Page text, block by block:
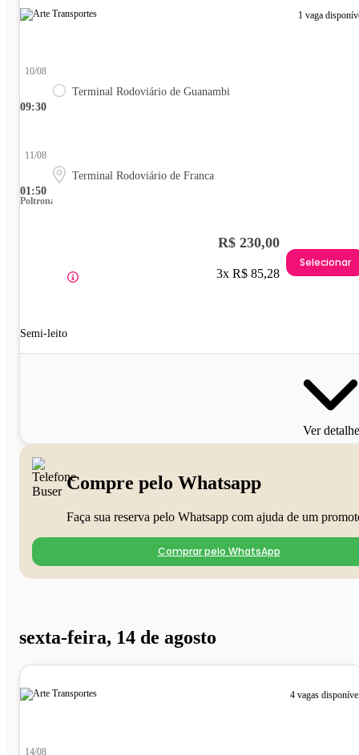
1 vaga
09:30
10/08
Terminal Rodoviário de Guanambi
01:50
11/08
Terminal Rodoviário de Franca
Poltrona
Semi-leito
R$ 230,00
3x R$ 85,28
Selecionar
Ver
Compre pelo Whatsapp
Faça sua reserva pelo Whatsapp com ajuda de um
Comprar pelo WhatsApp
sexta-feira, 14 de agosto
4 vagas
14/08